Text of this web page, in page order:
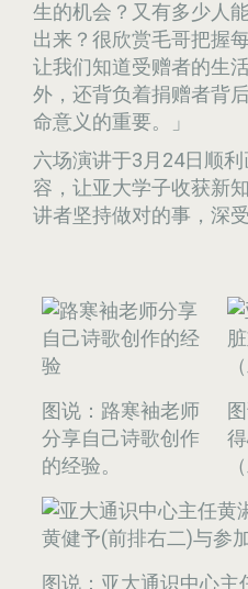
生的机会？又有多少人
出来？很欣赏毛哥把握
让我们知道受赠者的生
外，还背负着捐赠者背
命意义的重要。」
六场演讲于3月24日顺
容，让亚大学子收获新
讲者坚持做对的事，深受
图说：路寒袖老师
分享自己诗歌创作
的经验。
图说：亚大通识中心